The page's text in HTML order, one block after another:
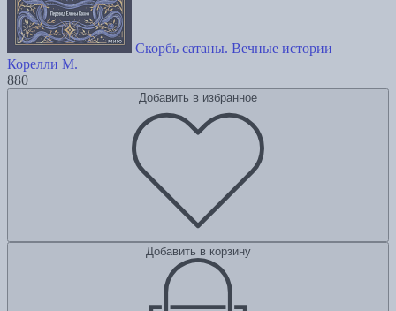
Скорбь сатаны. Вечные истории
Корелли М.
880
Добавить в избранное
Добавить в корзину